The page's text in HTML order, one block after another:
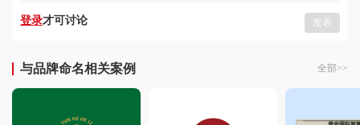
客服与设计师协调不错，价格合理，很有创意，设计
的作品我很喜欢，出稿速度快，质量高，节省了不少
作品很有创意，交稿很准时，设计效果很赞，体验感
2023-02-04 01:12:40 所在地：广西
登录才可讨论 发表
与品牌命名相关案例 全部>>